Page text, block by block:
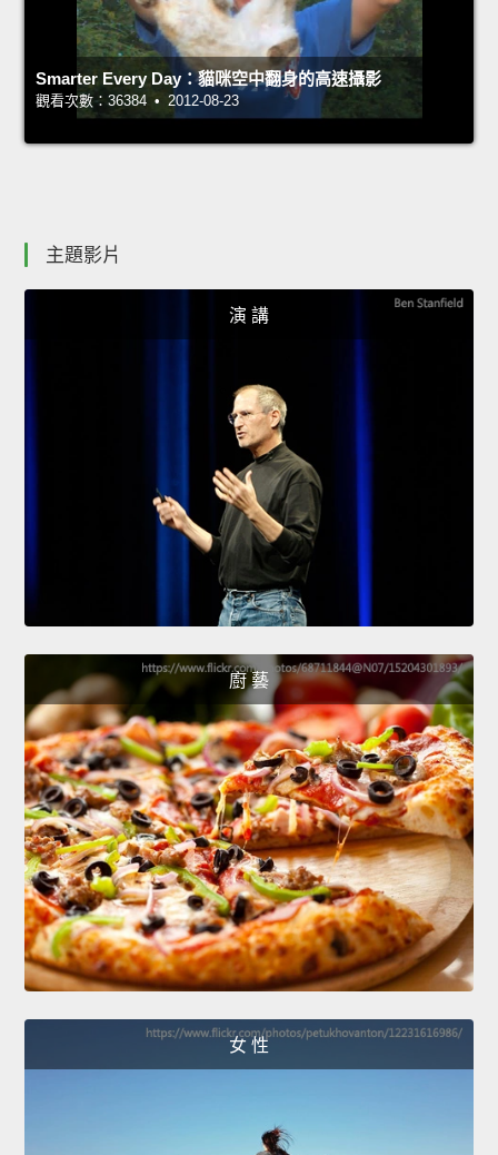
Smarter Every Day：貓咪空中翻身的高速攝影
觀看次數：36384 • 2012-08-23
主題影片
演 講
廚 藝
女 性